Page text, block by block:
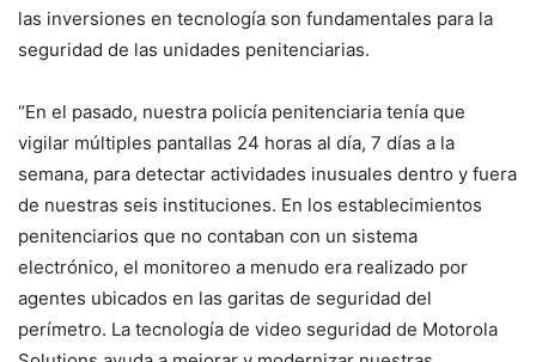
las inversiones en tecnología son fundamentales para la
seguridad de las unidades penitenciarias.
“En el pasado, nuestra policía penitenciaria tenía que
vigilar múltiples pantallas 24 horas al día, 7 días a la
semana, para detectar actividades inusuales dentro y fuera
de nuestras seis instituciones. En los establecimientos
penitenciarios que no contaban con un sistema
electrónico, el monitoreo a menudo era realizado por
agentes ubicados en las garitas de seguridad del
perímetro. La tecnología de video seguridad de Motorola